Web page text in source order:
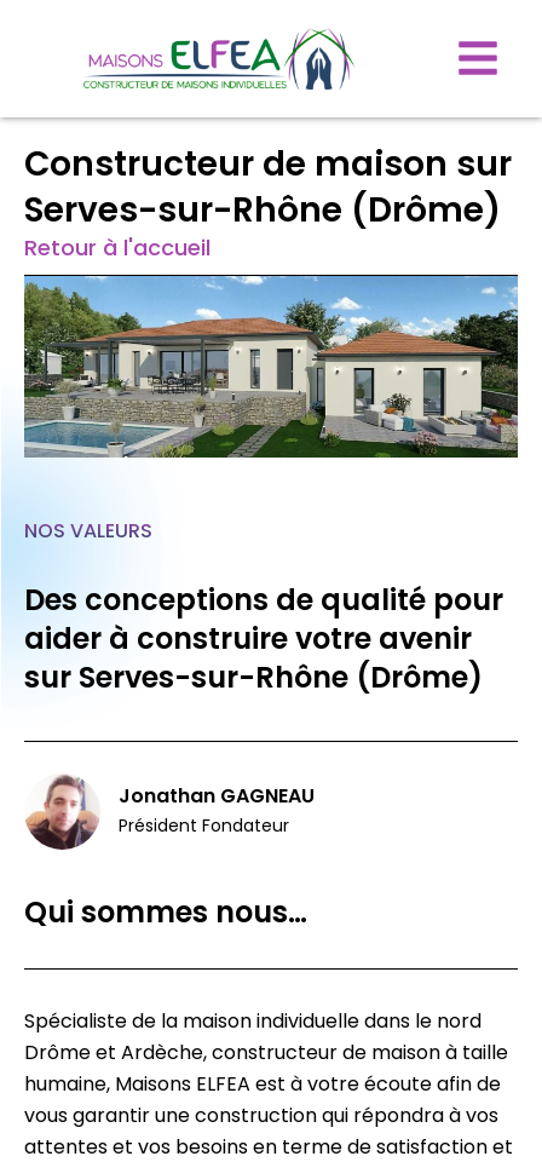
Constructeur de maison sur
Serves-sur-Rhône (Drôme)
Retour à l'accueil
Qui sommes nous…
Spécialiste de la maison individuelle dans le nord
Drôme et Ardèche, constructeur de maison à taille
humaine, Maisons ELFEA est à votre écoute afin de
vous garantir une construction qui répondra à vos
attentes et vos besoins en terme de satisfaction et
NOS VALEURS
Des conceptions de qualité pour
aider à construire votre avenir
sur Serves-sur-Rhône (Drôme)
Jonathan GAGNEAU
Président Fondateur